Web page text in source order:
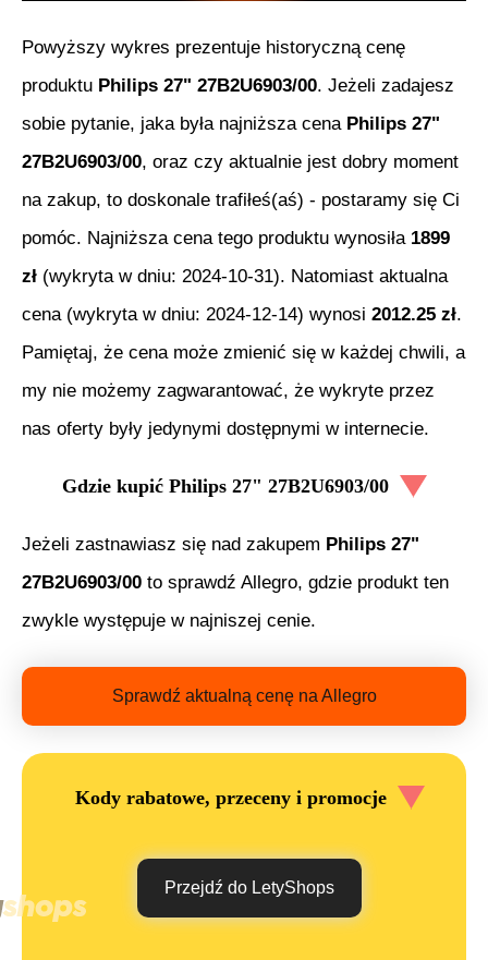
Powyższy wykres prezentuje historyczną cenę
produktu Philips 27" 27B2U6903/00. Jeżeli zadajesz
sobie pytanie, jaka była najniższa cena Philips 27"
27B2U6903/00, oraz czy aktualnie jest dobry moment
na zakup, to doskonale trafiłeś(aś) - postaramy się Ci
pomóc. Najniższa cena tego produktu wynosiła 1899
zł (wykryta w dniu: 2024-10-31). Natomiast aktualna
cena (wykryta w dniu: 2024-12-14) wynosi 2012.25 zł.
Pamiętaj, że cena może zmienić się w każdej chwili, a
my nie możemy zagwarantować, że wykryte przez
nas oferty były jedynymi dostępnymi w internecie.
Gdzie kupić Philips 27" 27B2U6903/00
Jeżeli zastnawiasz się nad zakupem Philips 27"
27B2U6903/00 to sprawdź Allegro, gdzie produkt ten
zwykle występuje w najniszej cenie.
Sprawdź aktualną cenę na Allegro
Kody rabatowe, przeceny i promocje
Przejdź do LetyShops